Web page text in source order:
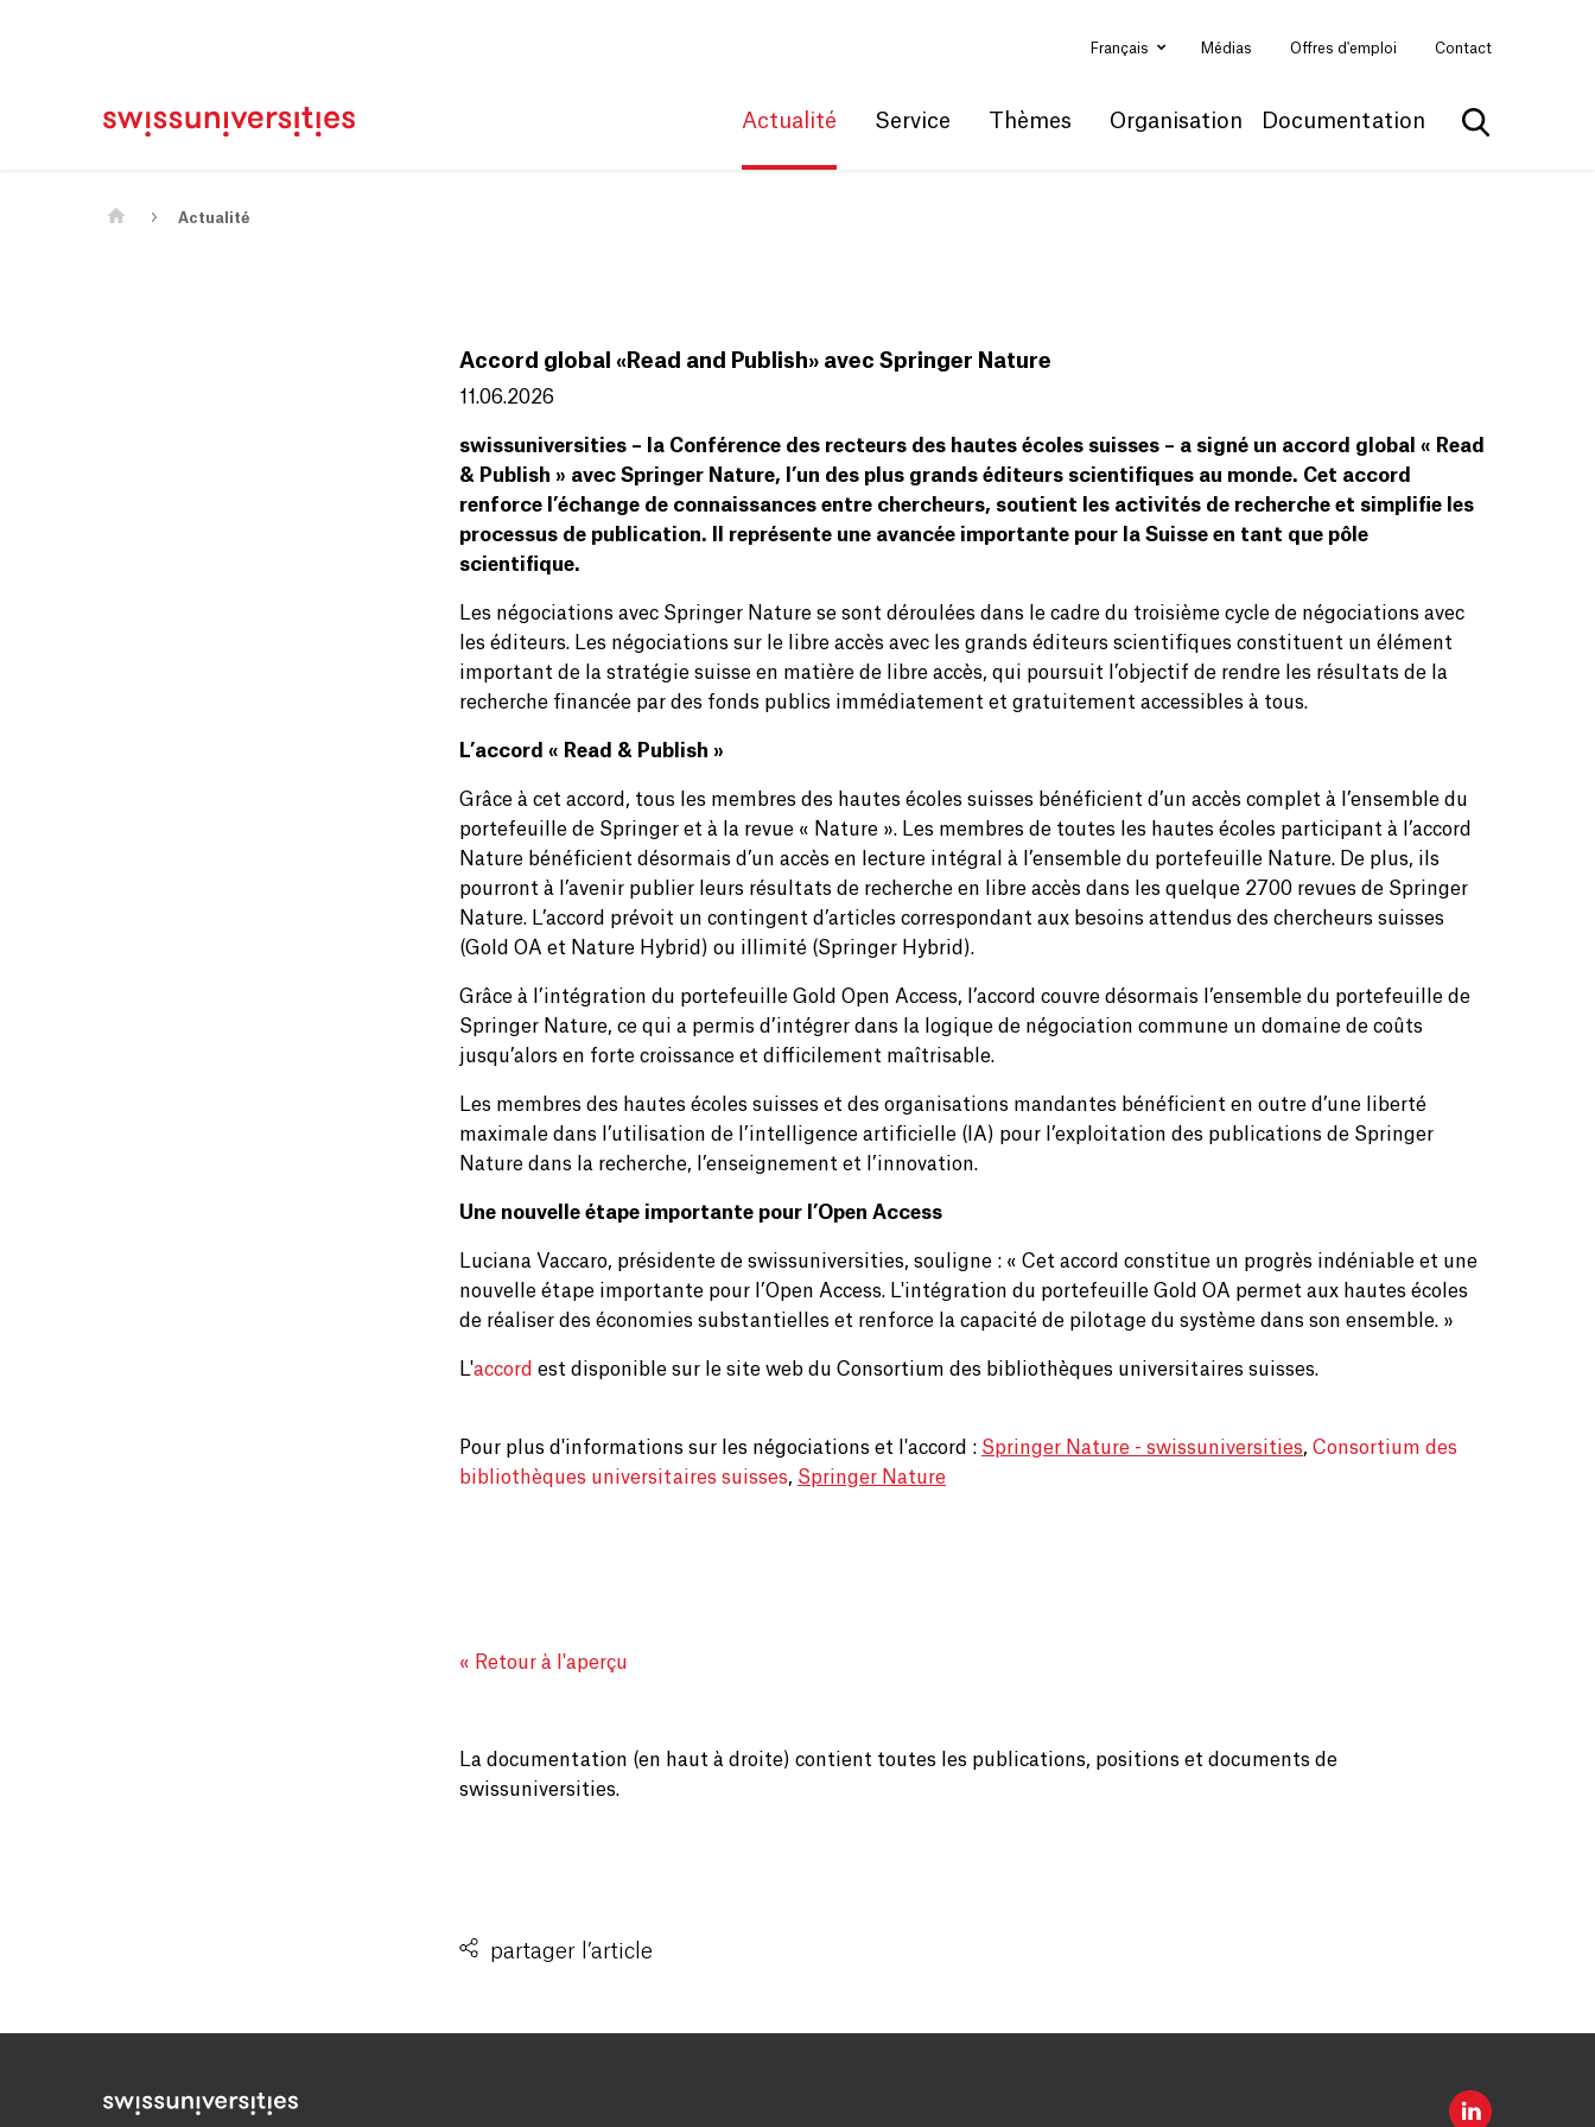
Plan du site
Français Médias Offres d'emploi Contact
Actualité Service Thèmes Organisation Documentation
Afficher la
Actualité
Accord global «Read and Publish» avec Springer Nature
11.06.2026
swissuniversities – la Conférence des recteurs des hautes écoles suisses – a signé un accord global « Read
& Publish » avec Springer Nature, l’un des plus grands éditeurs scientifiques au monde. Cet accord
renforce l’échange de connaissances entre chercheurs, soutient les activités de recherche et simplifie les
processus de publication. Il représente une avancée importante pour la Suisse en tant que pôle
scientifique.
Les négociations avec Springer Nature se sont déroulées dans le cadre du troisième cycle de négociations avec
les éditeurs. Les négociations sur le libre accès avec les grands éditeurs scientifiques constituent un élément
important de la stratégie suisse en matière de libre accès, qui poursuit l’objectif de rendre les résultats de la
recherche financée par des fonds publics immédiatement et gratuitement accessibles à tous.
L’accord « Read & Publish »
Grâce à cet accord, tous les membres des hautes écoles suisses bénéficient d’un accès complet à l’ensemble du
portefeuille de Springer et à la revue « Nature ». Les membres de toutes les hautes écoles participant à l’accord
Nature bénéficient désormais d’un accès en lecture intégral à l’ensemble du portefeuille Nature. De plus, ils
pourront à l’avenir publier leurs résultats de recherche en libre accès dans les quelque 2700 revues de Springer
Nature. L’accord prévoit un contingent d’articles correspondant aux besoins attendus des chercheurs suisses
(Gold OA et Nature Hybrid) ou illimité (Springer Hybrid).
Grâce à l’intégration du portefeuille Gold Open Access, l’accord couvre désormais l’ensemble du portefeuille de
Springer Nature, ce qui a permis d’intégrer dans la logique de négociation commune un domaine de coûts
jusqu’alors en forte croissance et difficilement maîtrisable.
Les membres des hautes écoles suisses et des organisations mandantes bénéficient en outre d’une liberté
maximale dans l’utilisation de l’intelligence artificielle (IA) pour l’exploitation des publications de Springer
Nature dans la recherche, l’enseignement et l’innovation.
Une nouvelle étape importante pour l’Open Access
Luciana Vaccaro, présidente de swissuniversities, souligne : « Cet accord constitue un progrès indéniable et une
nouvelle étape importante pour l’Open Access. L'intégration du portefeuille Gold OA permet aux hautes écoles
de réaliser des économies substantielles et renforce la capacité de pilotage du système dans son ensemble. »
L'accord est disponible sur le site web du Consortium des bibliothèques universitaires suisses.
Pour plus d'informations sur les négociations et l'accord : Springer Nature - swissuniversities, Consortium des
bibliothèques universitaires suisses, Springer Nature
« Retour à l'aperçu
La documentation (en haut à droite) contient toutes les publications, positions et documents de
swissuniversities.
partager l’article